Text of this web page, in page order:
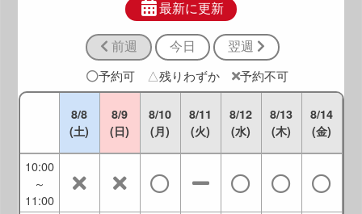
最新に更新
前週 今日 翌週
予約可 △残りわずか 予約不可
8/8
(土)
8/9
(日)
8/10
(月)
8/11
(火)
8/12
(水)
8/13
(木)
8/14
(金)
10:00
～
11:00